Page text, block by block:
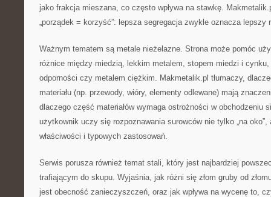
jako frakcja mieszana, co często wpływa na stawkę.
„porządek = korzyść”: lepsza segregacja zwykle oznacza lepszy
Ważnym tematem są metale nieżelazne. Strona może pomóc
różnice między miedzią, lekkim metalem, stopem miedzi i
odporności czy metalem ciężkim. Makmetalik.pl tłumaczy,
materiału (np. przewody, wióry, elementy odlewane) mają
dlaczego część materiałów wymaga ostrożności w obchodzeniu
użytkownik uczy się rozpoznawania surowców nie tylko „na
właściwości i typowych zastosowań.
Serwis porusza również temat stali, który jest najbardziej
trafiającym do skupu. Wyjaśnia, jak różni się złom gruby od
jest obecność zanieczyszczeń, oraz jak wpływa na wycenę to,